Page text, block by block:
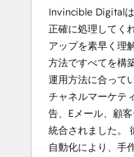
Invincible Digital
正確に処理してく
アップを素早く理
方法ですべてを構
運用方法に合って
チャネルマーケテ
告、Eメール、顧
統合されました。
自動化により、手